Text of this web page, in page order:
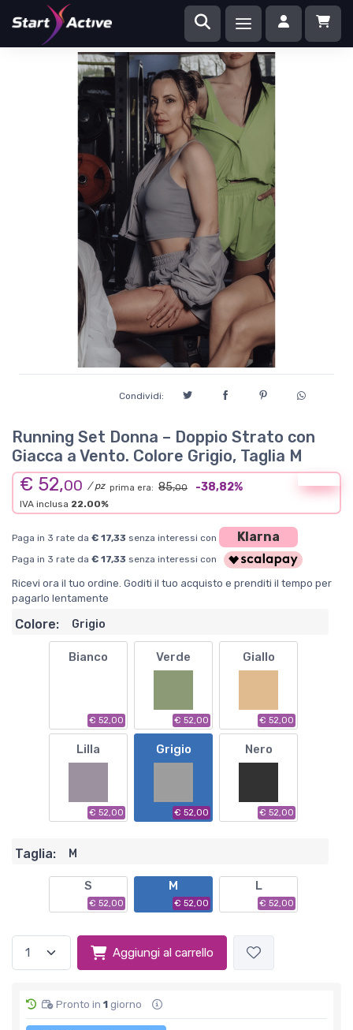
Condividi:
Running Set Donna – Doppio Strato con
Giacca a Vento. Colore Grigio, Taglia M
€ 52,00 / pz prima era: 85,00 -38,82%
IVA inclusa 22.00%
Paga in 3 rate da € 17,33 senza interessi con Klarna
Paga in 3 rate da € 17,33 senza interessi con
Ricevi ora il tuo ordine. Goditi il tuo acquisto e prenditi il tempo per
pagarlo lentamente
Colore: Grigio
Bianco
€ 52,00
Verde
€ 52,00
Giallo
€ 52,00
Lilla
€ 52,00
Grigio
€ 52,00
Nero
€ 52,00
Taglia: M
S
€ 52,00
M
€ 52,00
L
€ 52,00
Aggiungi al carrello
Pronto in 1 giorno